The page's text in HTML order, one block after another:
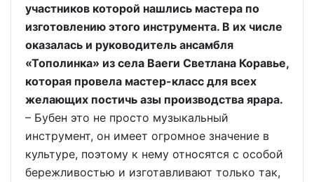
участников которой нашлись мастера по
изготовлению этого инструмента. В их числе
оказалась и руководитель ансамбля
«Тополинка» из села Ваеги Светлана Коравье,
которая провела мастер-класс для всех
желающих постичь азы производства ярара.
– Бубен это не просто музыкальный
инструмент, он имеет огромное значение в
культуре, поэтому к нему относятся с особой
бережливостью и изготавливают только так,